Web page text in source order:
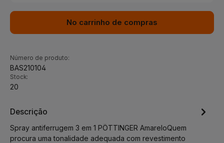
No carrinho de compras
Número de produto:
BAS210104
Stock:
20
Descrição
Spray antiferrugem 3 em 1 PÖTTINGER AmareloQuem
procura uma tonalidade adequada com revestimento